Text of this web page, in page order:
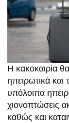
Η κακοκαιρία
ηπειρωτικά και
υπόλοιπα
χιονοπτώσεις
καθώς και